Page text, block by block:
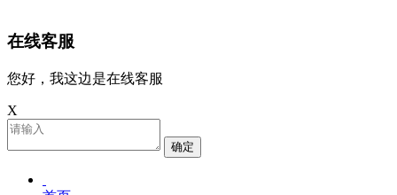
在线客服
您好，我这边是在线客服
X
确定